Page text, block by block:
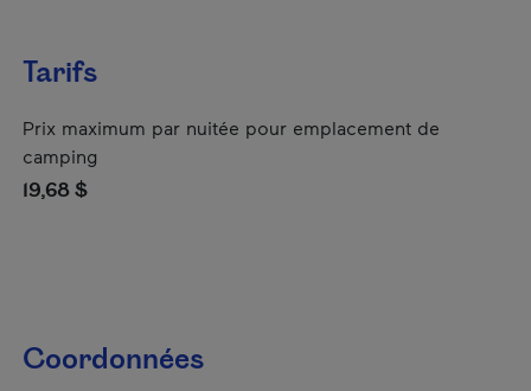
Tarifs
Prix maximum par nuitée pour emplacement de
camping
19,68 $
Coordonnées